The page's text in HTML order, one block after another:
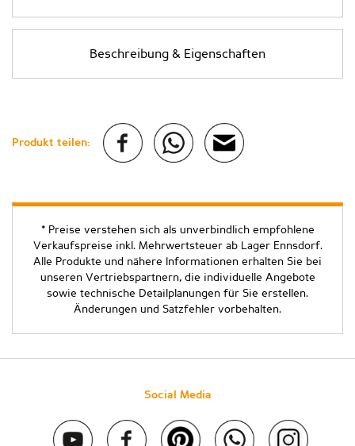
Beschreibung & Eigenschaften
Produkt teilen:
* Preise verstehen sich als unverbindlich empfohlene
Verkaufspreise inkl. Mehrwertsteuer ab Lager Ennsdorf.
Alle Produkte und nähere Informationen erhalten Sie bei
unseren Vertriebspartnern, die individuelle Angebote
sowie technische Detailplanungen für Sie erstellen.
Änderungen und Satzfehler vorbehalten.
Social Media